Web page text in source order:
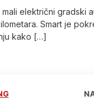
električni gradski
Smart je
kako […]